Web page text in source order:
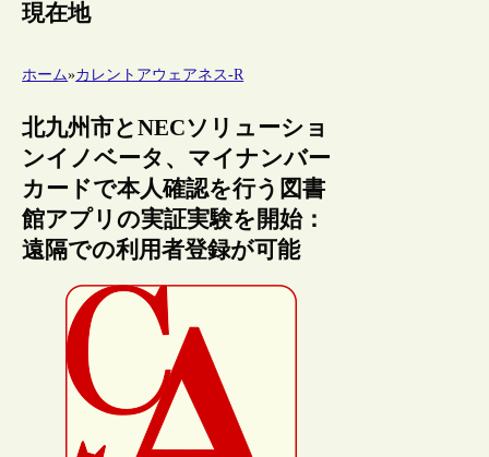
現在地
ホーム»カレントアウェアネス-R
北九州市とNECソリューショ
ンイノベータ、マイナンバー
カードで本人確認を行う図書
館アプリの実証実験を開始：
遠隔での利用者登録が可能